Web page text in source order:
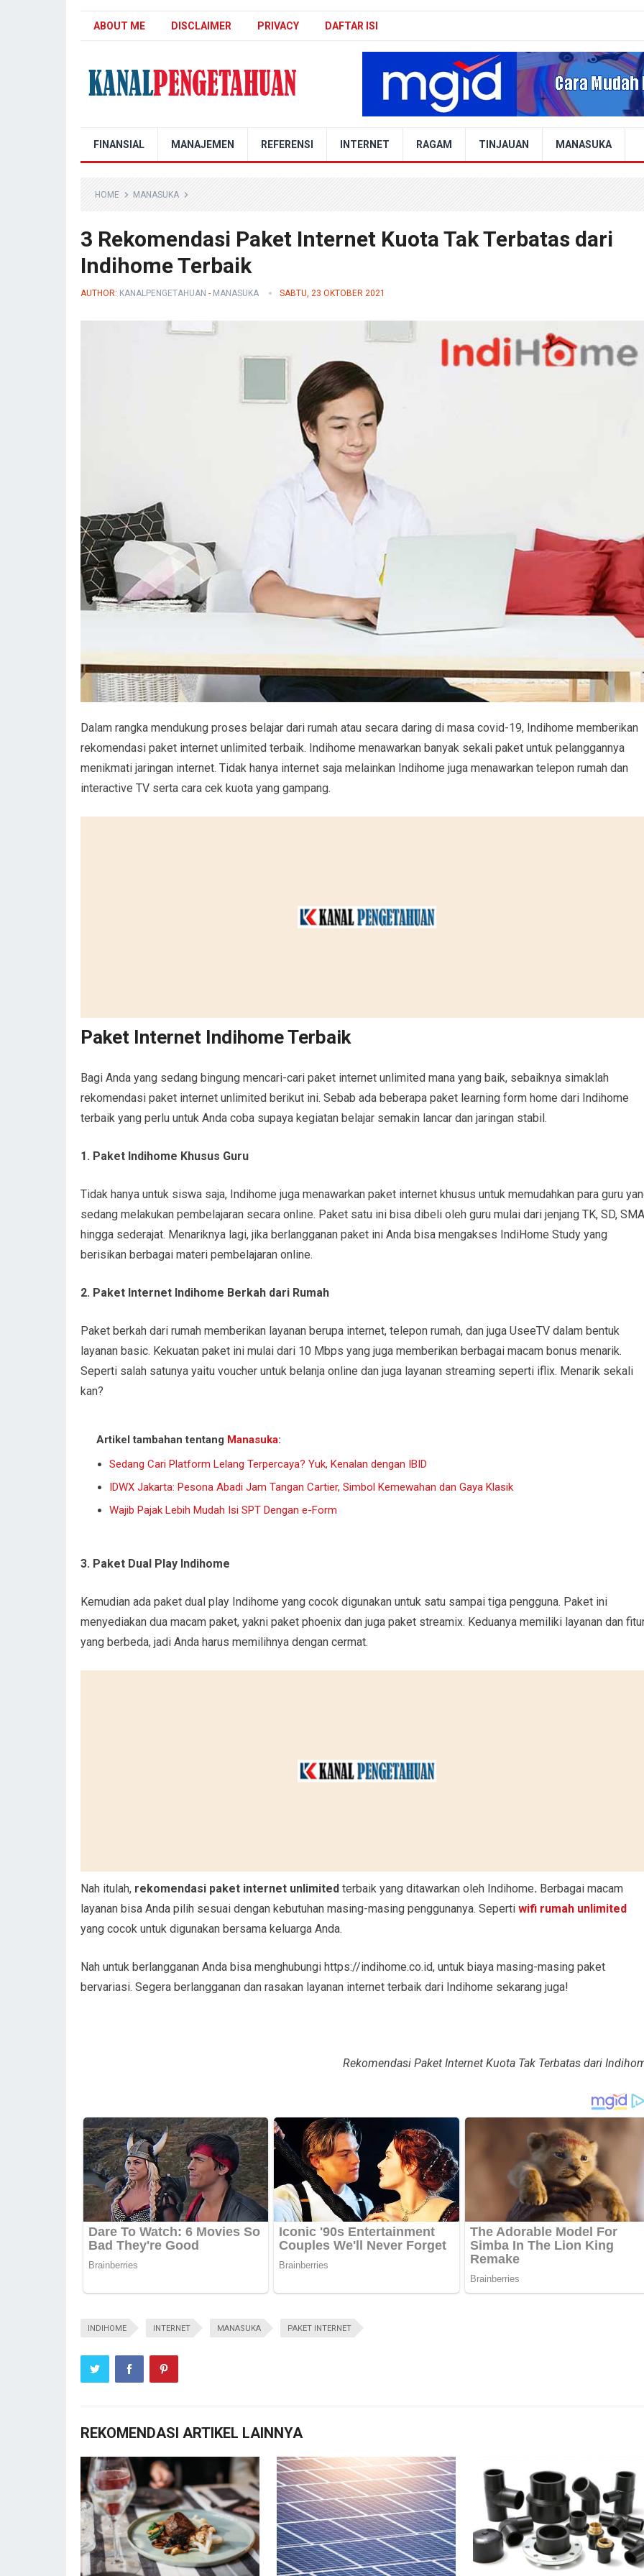
ABOUT ME DISCLAIMER PRIVACY DAFTAR ISI
FINANSIAL MANAJEMEN REFERENSI INTERNET RAGAM TINJAUAN MANASUKA
HOME MANASUKA
3 Rekomendasi Paket Internet Kuota Tak Terbatas dari
Indihome Terbaik
AUTHOR: KANALPENGETAHUAN - MANASUKA SABTU, 23 OKTOBER 2021
Dalam rangka mendukung proses belajar dari rumah atau secara daring di masa covid-19, Indihome memberikan
rekomendasi paket internet unlimited terbaik. Indihome menawarkan banyak sekali paket untuk pelanggannya
menikmati jaringan internet. Tidak hanya internet saja melainkan Indihome juga menawarkan telepon rumah dan
interactive TV serta cara cek kuota yang gampang.
Paket Internet Indihome Terbaik
Bagi Anda yang sedang bingung mencari-cari paket internet unlimited mana yang baik, sebaiknya simaklah
rekomendasi paket internet unlimited berikut ini. Sebab ada beberapa paket learning form home dari Indihome
terbaik yang perlu untuk Anda coba supaya kegiatan belajar semakin lancar dan jaringan stabil.
1. Paket Indihome Khusus Guru
Tidak hanya untuk siswa saja, Indihome juga menawarkan paket internet khusus untuk memudahkan para guru
sedang melakukan pembelajaran secara online. Paket satu ini bisa dibeli oleh guru mulai dari jenjang TK, SD, SMA
hingga sederajat. Menariknya lagi, jika berlangganan paket ini Anda bisa mengakses IndiHome Study yang
berisikan berbagai materi pembelajaran online.
2. Paket Internet Indihome Berkah dari Rumah
Paket berkah dari rumah memberikan layanan berupa internet, telepon rumah, dan juga UseeTV dalam bentuk
layanan basic. Kekuatan paket ini mulai dari 10 Mbps yang juga memberikan berbagai macam bonus menarik.
Seperti salah satunya yaitu voucher untuk belanja online dan juga layanan streaming seperti iflix. Menarik sekali
kan?
Artikel tambahan tentang Manasuka:
Sedang Cari Platform Lelang Terpercaya? Yuk, Kenalan dengan IBID
IDWX Jakarta: Pesona Abadi Jam Tangan Cartier, Simbol Kemewahan dan Gaya Klasik
Wajib Pajak Lebih Mudah Isi SPT Dengan e-Form
3. Paket Dual Play Indihome
Kemudian ada paket dual play Indihome yang cocok digunakan untuk satu sampai tiga pengguna. Paket ini
menyediakan dua macam paket, yakni paket phoenix dan juga paket streamix. Keduanya memiliki layanan dan
yang berbeda, jadi Anda harus memilihnya dengan cermat.
Nah itulah, rekomendasi paket internet unlimited terbaik yang ditawarkan oleh Indihome. Berbagai macam
layanan bisa Anda pilih sesuai dengan kebutuhan masing-masing penggunanya. Seperti wifi rumah unlimited
yang cocok untuk digunakan bersama keluarga Anda.
Nah untuk berlangganan Anda bisa menghubungi https://indihome.co.id, untuk biaya masing-masing paket
bervariasi. Segera berlangganan dan rasakan layanan internet terbaik dari Indihome sekarang juga!
Rekomendasi Paket Internet Kuota Tak Terbatas dari
INDIHOME INTERNET MANASUKA PAKET INTERNET
REKOMENDASI ARTIKEL LAINNYA